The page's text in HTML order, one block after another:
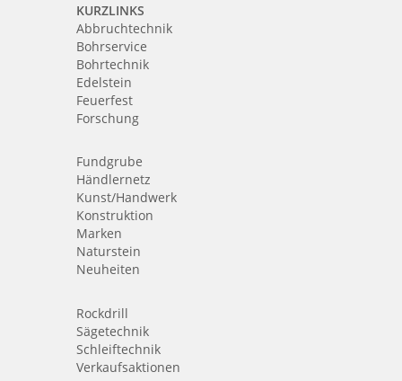
KURZLINKS
Abbruchtechnik
Bohrservice
Bohrtechnik
Edelstein
Feuerfest
Forschung
Fundgrube
Händlernetz
Kunst/Handwerk
Konstruktion
Marken
Naturstein
Neuheiten
Rockdrill
Sägetechnik
Schleiftechnik
Verkaufsaktionen